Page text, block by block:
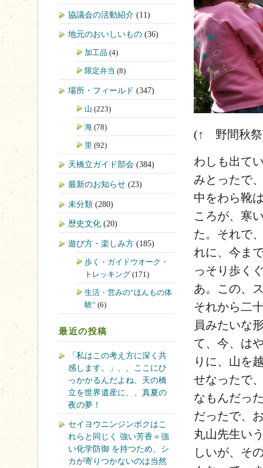
(↑ 野間秋
わしも出て
みとったで
中をわら靴
ころが、寒
た。それで
れに、今ま
っそり歩く
あ。この、
それから二
員みたいな
て、今、は
りに、山を
せなったで
なもんだっ
だったで、
丸山先生い
しいが、そ
協議会の活動紹介 (11)
地元のおいしいもの (36)
加工品 (4)
限定弁当 (8)
場所・フィールド (347)
山 (223)
海 (78)
里 (92)
天橋立ガイド部会 (384)
最新のお知らせ (23)
未分類 (280)
歴史文化 (20)
遊び方・楽しみ方 (185)
歩く・ガイドウオーク・
トレッキング (171)
生活・営みの“ほんもの体
験” (6)
最近の投稿
「私はこの考え方に深く共
感します。」、、ここにひ
っかかるんだよね、天の橋
立を世界遺産に、、真夏の
夜の夢！
セイヨウニンジンボクはこ
れらと同じく 強い芳香＝強
い化学防御 を持つため、シ
カが寄りつかないのは当然